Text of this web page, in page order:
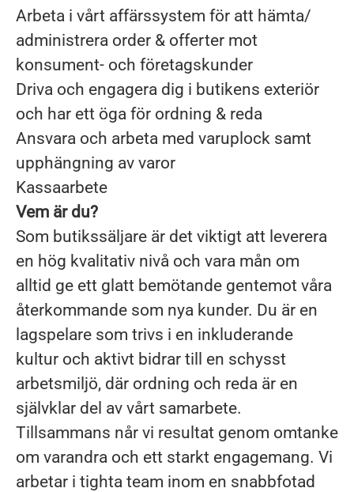
Arbeta i vårt affärssystem för att hämta/
administrera order & offerter mot
konsument- och företagskunder
Driva och engagera dig i butikens exteriör
och har ett öga för ordning & reda
Ansvara och arbeta med varuplock samt
upphängning av varor
Kassaarbete
Vem är du?
Som butikssäljare är det viktigt att leverera
en hög kvalitativ nivå och vara mån om
alltid ge ett glatt bemötande gentemot våra
återkommande som nya kunder. Du är en
lagspelare som trivs i en inkluderande
kultur och aktivt bidrar till en schysst
arbetsmiljö, där ordning och reda är en
självklar del av vårt samarbete.
Tillsammans når vi resultat genom omtanke
om varandra och ett starkt engagemang. Vi
arbetar i tighta team inom en snabbfotad